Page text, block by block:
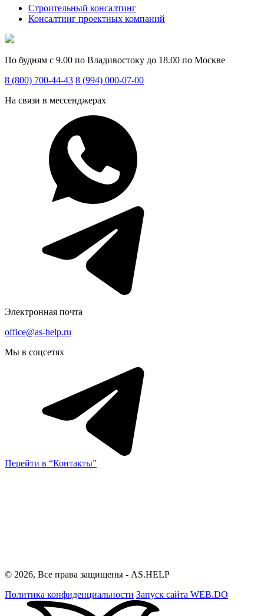
Строительный консалтинг
Консалтинг проектных компаний
По будням с 9.00 по Владивостоку до 18.00 по Москве
8 (800) 700-44-43 8 (994) 000-07-00
На связи в мессенджерах
Электронная почта
office@as-help.ru
Мы в соцсетях
Перейти в “Контакты”
© 2026, Все права защищены - AS.HELP
Политика конфиденциальности Запуск сайта WEB.DO